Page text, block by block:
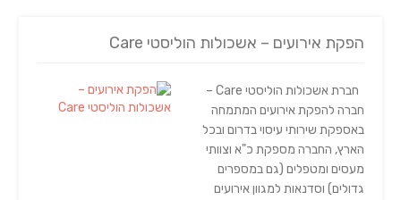
הפקת אירועים – אשכולות הוליסטי Care
חברת אשכולות הוליסטי Care –
חברה להפקת אירועים המתמחה
באספקת שירותי עיסוי בדרום ובכל
הארץ, החברה מספקת כ"א וצוותי
מעסים ומטפלים (גם במספרים
גדולים) וסדנאות למגוון אירועים